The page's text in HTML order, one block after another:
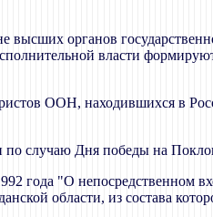
органов
власти
ООН, находившихся в
по случаю Дня победы на
года "О непосредственном
области, из состава